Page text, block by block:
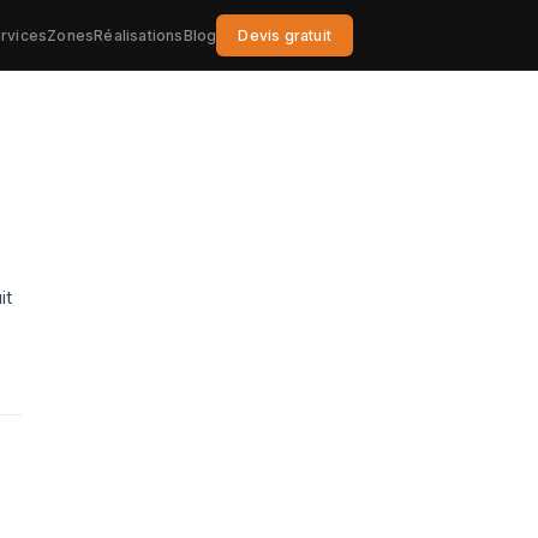
ZonesRéalisationsBlog Devis gratuit